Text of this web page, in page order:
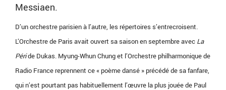
Messiaen.
D’un orchestre parisien à l’autre, les répertoires s’entrecroisent.
L’Orchestre de Paris avait ouvert sa saison en septembre avec La
Péride Dukas. Myung-Whun Chung et l’Orchestre philharmonique de
Radio France reprennent ce « poème dansé » précédé de sa fanfare,
qui n’est pourtant pas habituellement l’œuvre la plus jouée de Paul